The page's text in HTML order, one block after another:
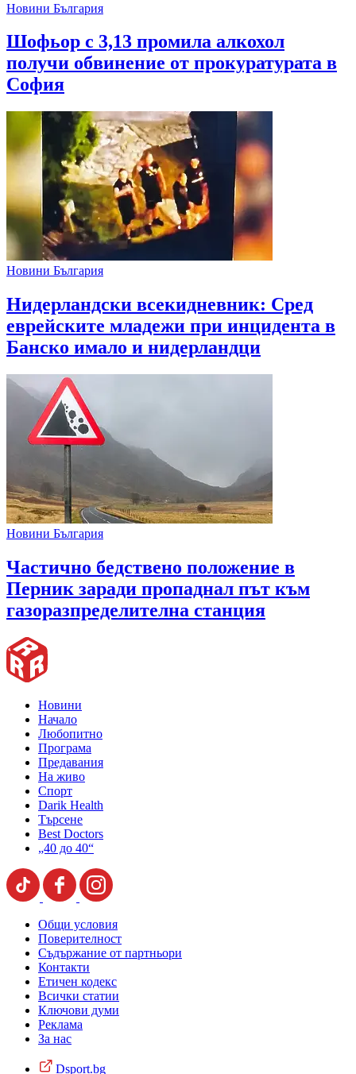
Новини България
Шофьор с 3,13 промила алкохол
получи обвинение от прокуратурата в
София
Новини България
Нидерландски всекидневник: Сред
еврейските младежи при инцидента в
Банско имало и нидерландци
Новини България
Частично бедствено положение в
Перник заради пропаднал път към
газоразпределителна станция
Новини
Начало
Любопитно
Програма
Предавания
На живо
Спорт
Darik Health
Търсене
Best Doctors
„40 до 40“
Общи условия
Поверителност
Съдържание от партньори
Контакти
Етичен кодекс
Всички статии
Ключови думи
Реклама
За нас
Dsport.bg